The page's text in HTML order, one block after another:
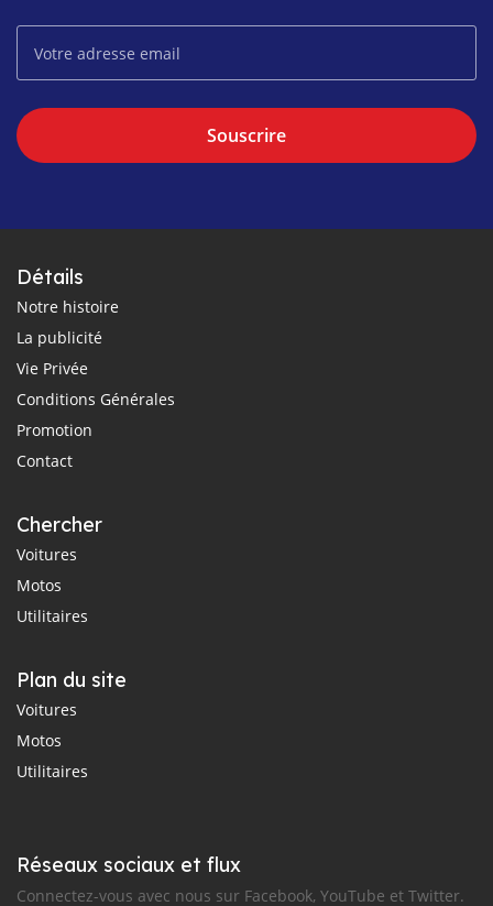
Souscrire
Détails
Notre histoire
La publicité
Vie Privée
Conditions Générales
Promotion
Contact
Chercher
Voitures
Motos
Utilitaires
Plan du site
Voitures
Motos
Utilitaires
Réseaux sociaux et flux
Connectez-vous avec nous sur Facebook, YouTube et Twitter.